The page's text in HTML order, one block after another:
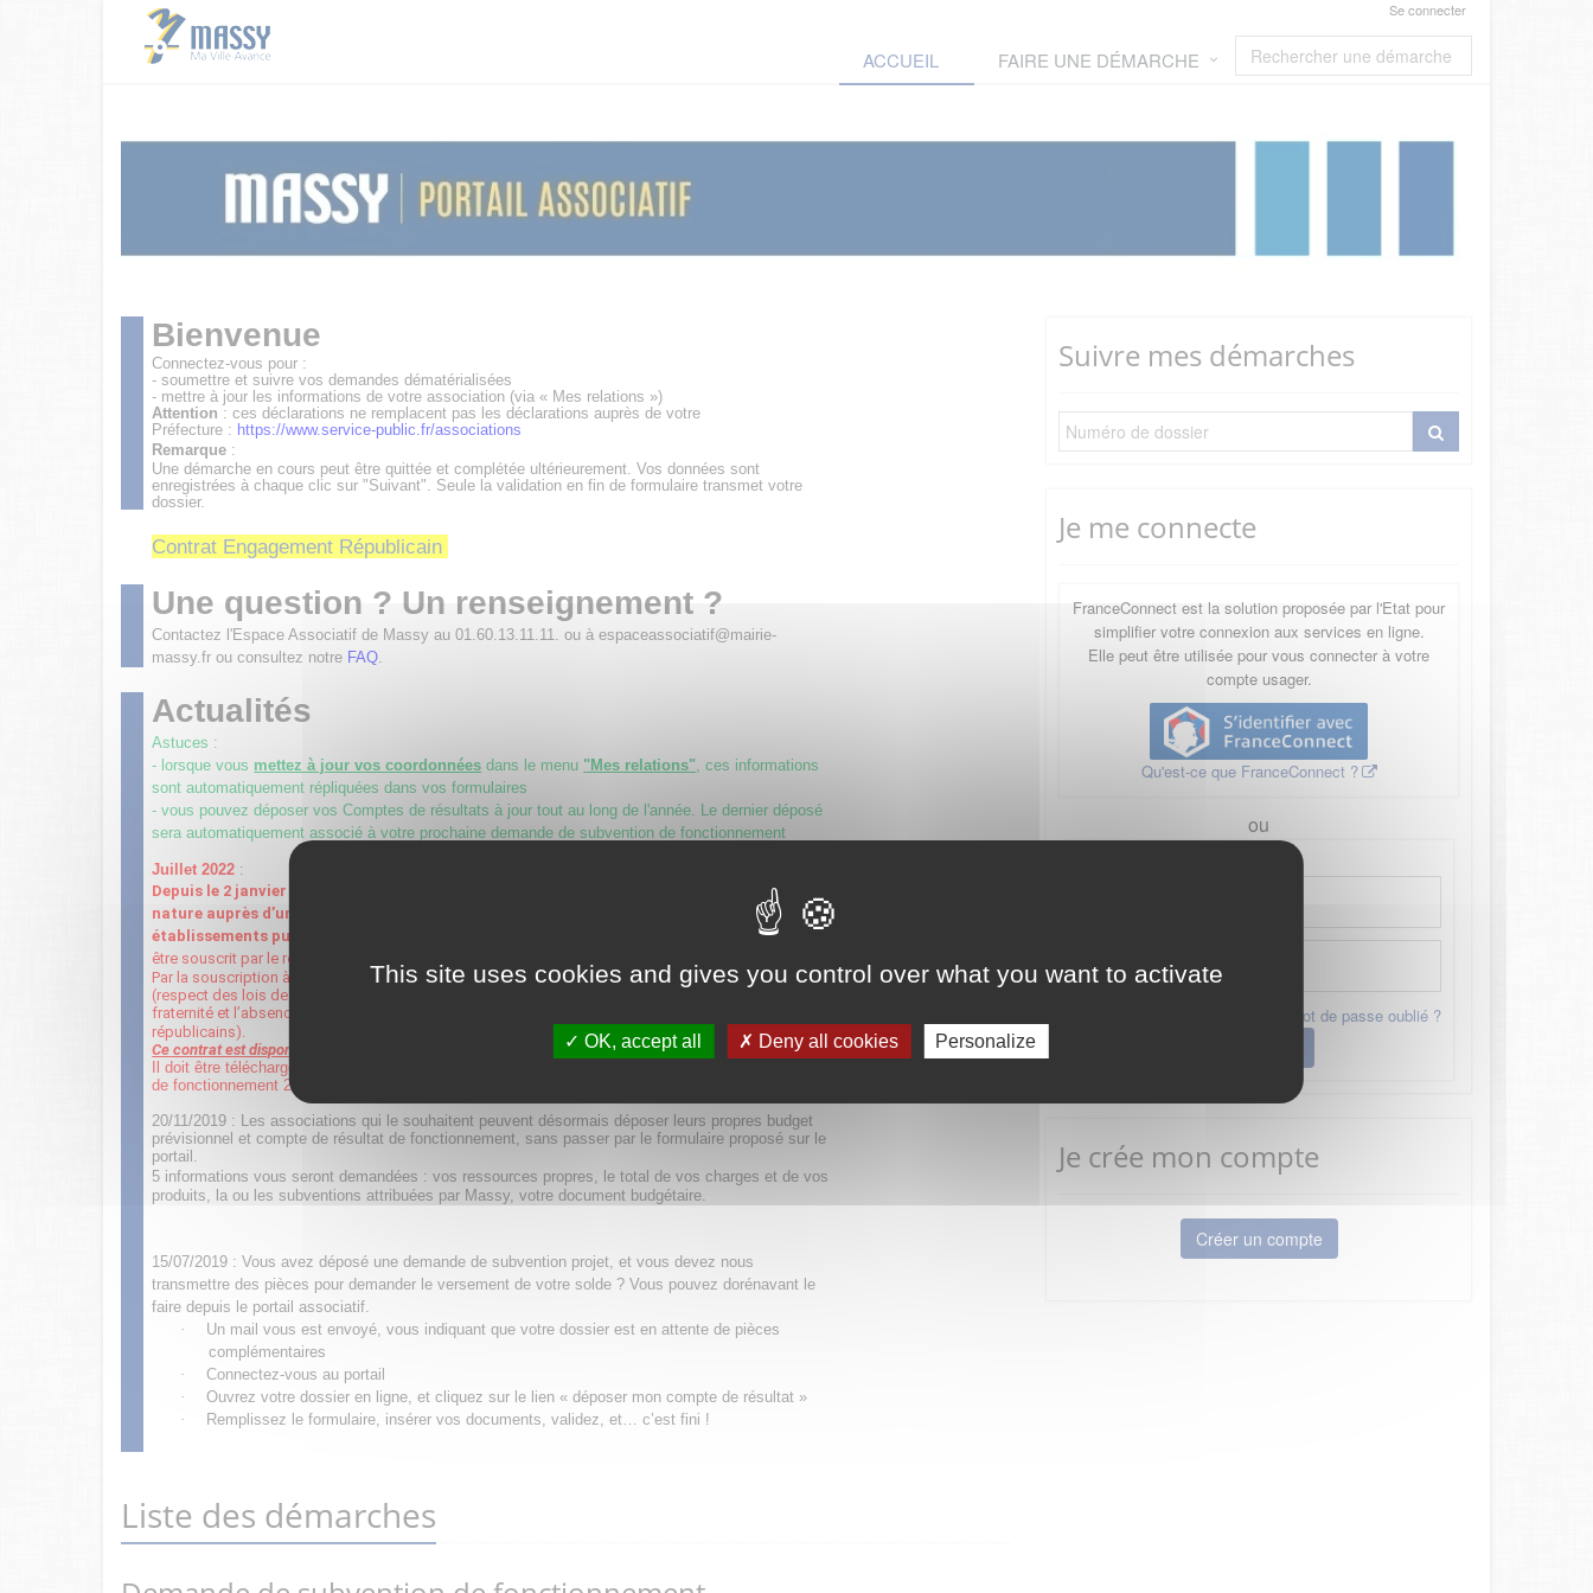
Se connecter
ACCUEIL FAIRE UNE DÉMARCHE
Bienvenue
Connectez-vous pour :
- soumettre et suivre vos demandes dématérialisées
- mettre à jour les informations de votre association (via « Mes relations »)
Attention : ces déclarations ne remplacent pas les déclarations auprès de votre
Préfecture : https://www.service-public.fr/associations
Remarque :
Une démarche en cours peut être quittée et complétée ultérieurement. Vos données sont
enregistrées à chaque clic sur "Suivant". Seule la validation en fin de formulaire transmet votre
dossier.
Contrat Engagement Républicain
Une question ? Un renseignement ?
Contactez l'Espace Associatif de Massy au 01.60.13.11.11. ou à espaceassociatif@mairie-
massy.fr ou consultez notre FAQ.
Actualités
Astuces :
- lorsque vous mettez à jour vos coordonnées dans le menu "Mes relations", ces informations
sont automatiquement répliquées dans vos formulaires
- vous pouvez déposer vos Comptes de résultats à jour tout au long de l'année. Le dernier déposé
sera automatiquement associé à votre prochaine demande de subvention de fonctionnement
Juillet 2022 :
Depuis le 2 janvier 2022, toute association sollicitant une subvention, un avantage en
nature auprès d’une autorité administrative (État, collectivités territoriales,
établissements publics
) doit être signataire du contrat d’engagement républicain
être souscrit par le représentant légal de l’association ou la fondation.
Par la souscription à ce contrat, l’association s’engage à respecter les principes républicains
(respect des lois de la république, la liberté de conscience, l’égalité et la non discrimination, la
fraternité et l’absence de violence, le respect de la dignité humaine, le respect des symboles
républicains).
Ce contrat est disponible ci-dessus.
Il doit être téléchargé, signé et intégré en pièce jointe à votre dossier de demande de subvention
de fonctionnement 2023.
20/11/2019 : Les associations qui le souhaitent peuvent désormais déposer leurs propres budget
prévisionnel et compte de résultat de fonctionnement, sans passer par le formulaire proposé sur le
portail.
5 informations vous seront demandées : vos ressources propres, le total de vos charges et de vos
produits, la ou les subventions attribuées par Massy, votre document budgétaire.
15/07/2019 : Vous avez déposé une demande de subvention projet, et vous devez nous
transmettre des pièces pour demander le versement de votre solde ? Vous pouvez dorénavant le
faire depuis le portail associatif.
·
Un mail vous est envoyé, vous indiquant que votre dossier est en attente de pièces
complémentaires
·
Connectez-vous au portail
·
Ouvrez votre dossier en ligne, et cliquez sur le lien « déposer mon compte de résultat »
·
Remplissez le formulaire, insérer vos documents, validez, et… c’est fini !
Liste des démarches
Suivre mes démarches
Je me connecte
FranceConnect est la solution proposée par l'Etat pour
simplifier votre connexion aux services en ligne.
Elle peut être utilisée pour vous connecter à votre
compte usager.
Qu'est-ce que FranceConnect ?
ou
Mot de passe oublié ?
Je crée mon compte
Créer un compte
This site uses cookies and gives you control over what you want to activate
OK, accept all Deny all cookies Personalize